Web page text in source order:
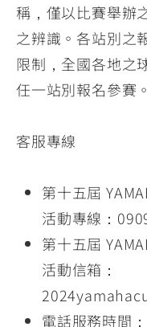
稱，僅以比賽舉辦
之辨識。各站別之
限制，全國各地之
任一站別報名參賽。
客服專線
第十五屆
活動專線：
第十五屆
活動信箱：
電話服務時間